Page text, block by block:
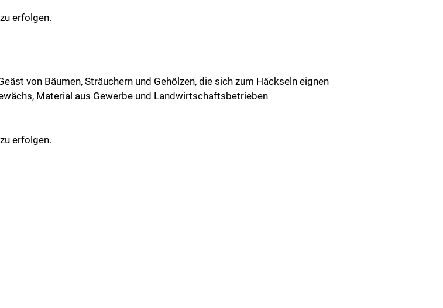
erfolgen.
von Bäumen, Sträuchern und Gehölzen, die sich zum Häckseln eignen
Material aus Gewerbe und Landwirtschaftsbetrieben
erfolgen.